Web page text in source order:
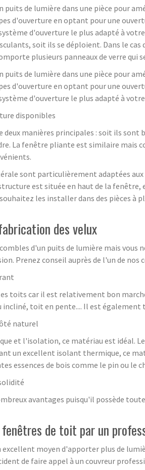
puits de lumière dans une pièce pour
d'ouverture en optant pour une
d'ouverture le plus adapté à
soit ils se déploient. Dans le
plusieurs panneaux de verre qui
puits de lumière dans une pièce pour
d'ouverture en optant pour une
d'ouverture le plus adapté à
disponibles
deux manières principales : soit ils
La fenêtre pliante est similaire mais
sont particulièrement adaptées
est située en haut de la
les installer dans des pièces
des velux
d'un puits de lumière mais vous
Prenez conseil auprès de l'un de
toits car il est relativement bon
toit en pente.... Il est également
naturel
et l'isolation, ce matériau est idéal.
un excellent isolant thermique, ce
essences de bois comme le pin ou le
avantages puisqu'il possède
de toit par un
moyen d'apporter plus de
de faire appel à un couvreur